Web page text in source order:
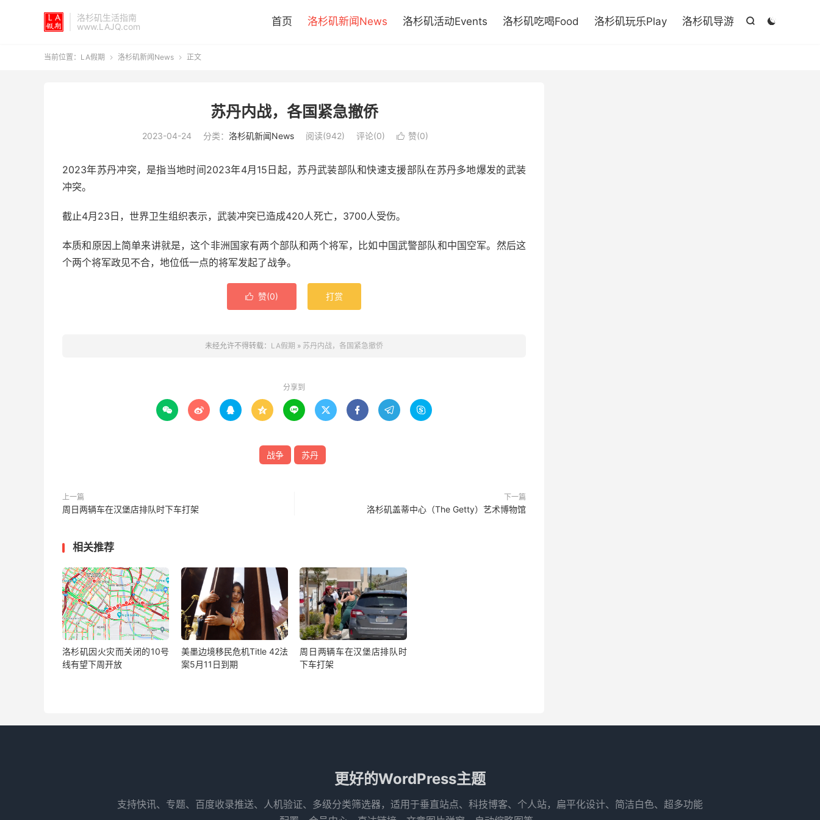
洛杉矶生活指南
www.LAJQ.com


首页 洛杉矶新闻News 洛杉矶活动Events 洛杉矶吃喝Food 洛杉矶玩乐Play 洛杉矶导游
当前位置： LA假期  洛杉矶新闻News  正文
苏丹内战，各国紧急撤侨
2023-04-24 分类： 洛杉矶新闻News 阅读(942) 评论(0)  赞(0)
2023年苏丹冲突，是指当地时间2023年4月15日起，苏丹武装部队和快速支援部队在苏丹多地爆发的武装
冲突。
截止4月23日，世界卫生组织表示，武装冲突已造成420人死亡，3700人受伤。
本质和原因上简单来讲就是，这个非洲国家有两个部队和两个将军，比如中国武警部队和中国空军。然后这
个两个将军政见不合，地位低一点的将军发起了战争。
 赞(0) 打赏
未经允许不得转载： LA假期 » 苏丹内战，各国紧急撤侨
分享到
        
战争 苏丹
上一篇
周日两辆车在汉堡店排队时下车打架
下一篇
洛杉矶盖蒂中心（The Getty）艺术博物馆
相关推荐
洛杉矶因火灾而关闭的10号
线有望下周开放
美墨边境移民危机Title 42法
案5月11日到期
周日两辆车在汉堡店排队时
下车打架
更好的WordPress主题
支持快讯、专题、百度收录推送、人机验证、多级分类筛选器，适用于垂直站点、科技博客、个人站，扁平化设计、简洁白色、超多功能